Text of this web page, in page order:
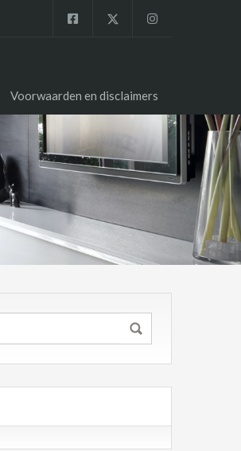
Voorwaarden en disclaimers